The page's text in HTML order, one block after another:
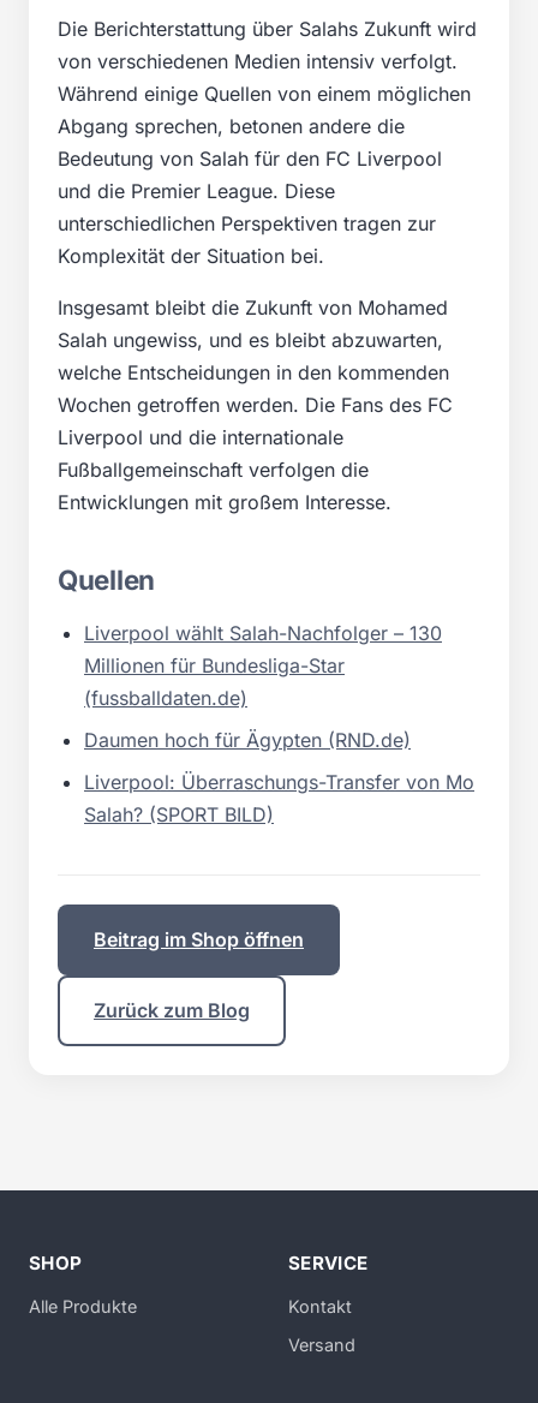
Die Berichterstattung über Salahs Zukunft wird
von verschiedenen Medien intensiv verfolgt.
Während einige Quellen von einem möglichen
Abgang sprechen, betonen andere die
Bedeutung von Salah für den FC Liverpool
und die Premier League. Diese
unterschiedlichen Perspektiven tragen zur
Komplexität der Situation bei.
Insgesamt bleibt die Zukunft von Mohamed
Salah ungewiss, und es bleibt abzuwarten,
welche Entscheidungen in den kommenden
Wochen getroffen werden. Die Fans des FC
Liverpool und die internationale
Fußballgemeinschaft verfolgen die
Entwicklungen mit großem Interesse.
Quellen
Liverpool wählt Salah-Nachfolger – 130
Millionen für Bundesliga-Star
(fussballdaten.de)
Daumen hoch für Ägypten (RND.de)
Liverpool: Überraschungs-Transfer von Mo
Salah? (SPORT BILD)
Beitrag im Shop öffnen
Zurück zum Blog
SHOP
Alle Produkte
SERVICE
Kontakt
Versand